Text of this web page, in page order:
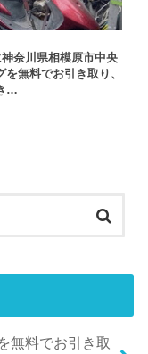
奈川県相模原市中央
を無料でお引き取り、
…
無料でお引き取